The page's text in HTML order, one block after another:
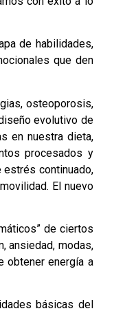
de habilidades,
que den
osteoporosis,
evolutivo de
en nuestra dieta,
procesados y
continuado,
El nuevo
de ciertos
ansiedad, modas,
obtener energía a
básicas del